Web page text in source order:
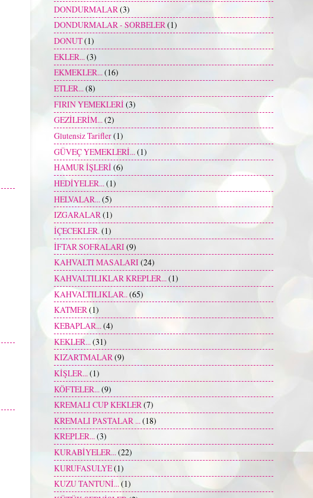
DONDURMALAR (3)
DONDURMALAR - SORBELER(1)
DONUT(1)
EKLER...(3)
EKMEKLER...(16)
ETLER...(8)
FIRIN YEMEKLERİ (3)
GEZİLERİM...(2)
Glutensiz Tarifler(1)
GÜVEÇ YEMEKLERİ...(1)
HAMUR İŞLERİ (6)
HEDİYELER...(1)
HELVALAR... (5)
IZGARALAR(1)
İÇECEKLER.(1)
İFTAR SOFRALARI (9)
KAHVALTI MASALARI(24)
KAHVALTILIKLAR KREPLER...(1)
KAHVALTILIKLAR.. (65)
KATMER(1)
KEBAPLAR...(4)
KEKLER... (31)
KIZARTMALAR(9)
KİŞLER...(1)
KÖFTELER... (9)
KREMALI CUP KEKLER(7)
KREMALI PASTALAR ...(18)
KREPLER...(3)
KURABİYELER...(22)
KURUFASULYE(1)
KUZU TANTUNİ...(1)